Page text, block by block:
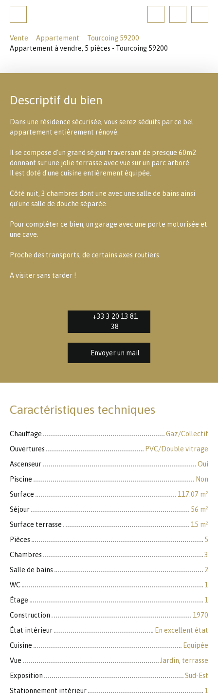
Vente Appartement
Tourcoing 59200
Appartement à vendre, 5 pièces - Tourcoing 59200
Descriptif du bien
Dans une résidence sécurisée, vous serez séduits par ce bel
appartement entièrement rénové.
Il se compose d'un grand séjour traversant de presque 60m2
donnant sur une jolie terrasse avec vue sur un parc arboré.
Il est doté d'une cuisine entièrement équipée.
Côté nuit, 3 chambres dont une avec une salle de bains ainsi
qu'une salle de douche séparée.
Pour compléter ce bien, un garage avec une porte motorisée et
une cave.
Proche des transports, de certains axes routiers.
A visiter sans tarder !
+33 3 20 13 81
38
Envoyer un mail
Caractéristiques techniques
Chauffage
Gaz/Collectif
Ouvertures
PVC/Double vitrage
Ascenseur
Oui
Piscine
Non
Surface
117.07 m²
Séjour
56 m²
Surface terrasse
15 m²
Pièces
5
Chambres
3
Salle de bains
2
WC
1
Étage
1
Construction
1970
État intérieur
En excellent état
Cuisine
Equipée
Vue
Jardin, terrasse
Exposition
Sud-Est
Stationnement intérieur
1